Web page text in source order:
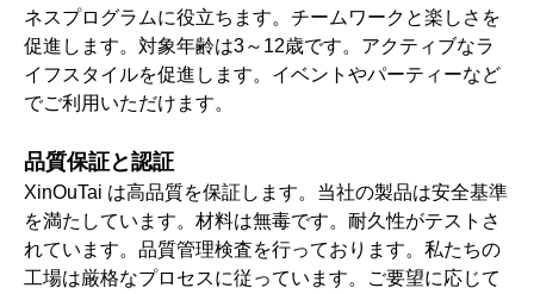
ネスプログラムに役立ちます。チームワークと楽しさを
促進します。対象年齢は3～12歳です。アクティブなラ
イフスタイルを促進します。イベントやパーティーなど
でご利用いただけます。
品質保証と認証
XinOuTai は高品質を保証します。当社の製品は安全基準
を満たしています。材料は無毒です。耐久性がテストさ
れています。品質管理検査を行っております。私たちの
工場は厳格なプロセスに従っています。ご要望に応じて